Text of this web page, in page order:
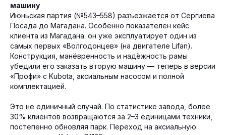
машину
Июньская партия (№543–558) разъезжается от Сергиева
Посада до Магадана. Особенно показателен кейс
клиента из Магадана: он уже эксплуатирует один из
самых первых «Волгодонцев» (на двигателе Lifan).
Конструкция, манёвренность и надёжность рамы
убедили его заказать вторую машину — теперь в версии
«Профи» с Kubota, аксиальным насосом и полной
комплектацией.
Это не единичный случай. По статистике завода, более
30% клиентов возвращаются за 2–3 единицами техники,
постепенно обновляя парк. Переход на аксиальную
ПОДПИСЫВАЕТЕСЬ НА НАШ
RUTUBE-КАНАЛ
Там мы регулярно выкладываем
полезное видео о наших
погрузчиках и другой технике